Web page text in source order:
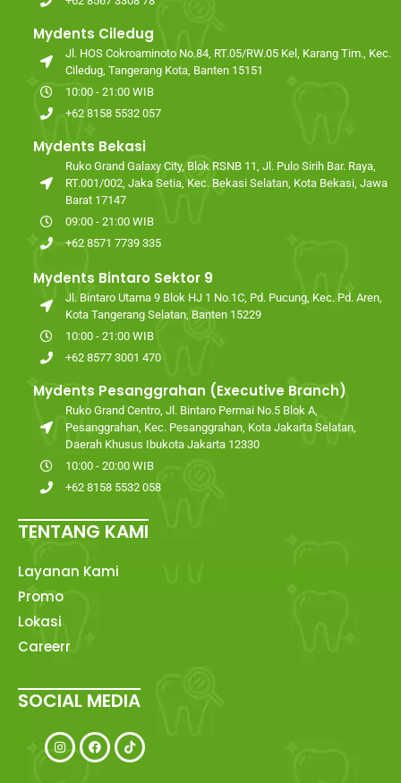
Mydents Ciledug
Jl. HOS Cokroaminoto No.84, RT.05/RW.05 Kel, Karang Tim., Kec.
Ciledug, Tangerang Kota, Banten 15151
10:00 - 21:00 WIB
+62 8158 5532 057
Mydents Bekasi
Ruko Grand Galaxy City, Blok RSNB 11, Jl. Pulo Sirih Bar. Raya,
RT.001/002, Jaka Setia, Kec. Bekasi Selatan, Kota Bekasi, Jawa
Barat 17147
09:00 - 21:00 WIB
+62 8571 7739 335
Mydents Bintaro Sektor 9
Jl. Bintaro Utama 9 Blok HJ 1 No.1C, Pd. Pucung, Kec. Pd. Aren,
Kota Tangerang Selatan, Banten 15229
10:00 - 21:00 WIB
+62 8577 3001 470
Mydents Pesanggrahan (Executive Branch)
Ruko Grand Centro, Jl. Bintaro Permai No.5 Blok A,
Pesanggrahan, Kec. Pesanggrahan, Kota Jakarta Selatan,
Daerah Khusus Ibukota Jakarta 12330
10:00 - 20:00 WIB
+62 8158 5532 058
TENTANG KAMI
Layanan Kami
Promo
Lokasi
Careerr
SOCIAL MEDIA